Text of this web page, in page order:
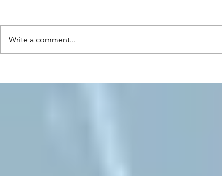
PERCORSO DI
FORMAZIONE SCUOLA
superiori
Write a comment...